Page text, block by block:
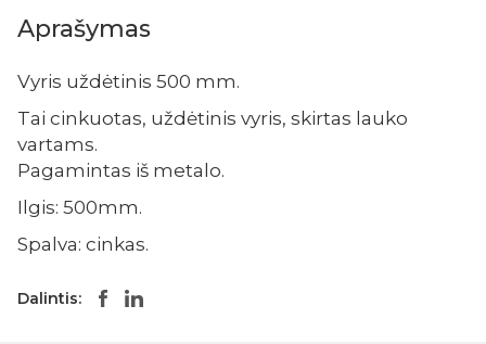
Aprašymas
Vyris uždėtinis 500 mm.
Tai cinkuotas, uždėtinis vyris, skirtas lauko
vartams.
Pagamintas iš metalo.
Ilgis: 500mm.
Spalva: cinkas.
Dalintis: